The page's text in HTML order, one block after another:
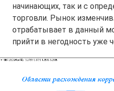
начинающих, так и с
торговли. Рынок
отрабатывает в данный
прийти в негодность уже